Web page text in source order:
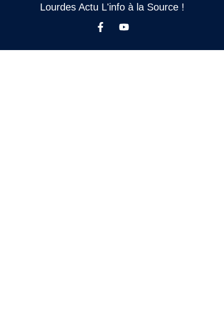
Lourdes Actu L'info à la Source !